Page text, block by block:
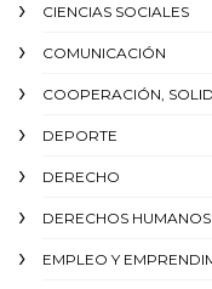
CIENCIAS SOCIALES
COMUNICACIÓN
COOPERACIÓN,
DEPORTE
DERECHO
DERECHOS HUMANOS
EMPLEO Y